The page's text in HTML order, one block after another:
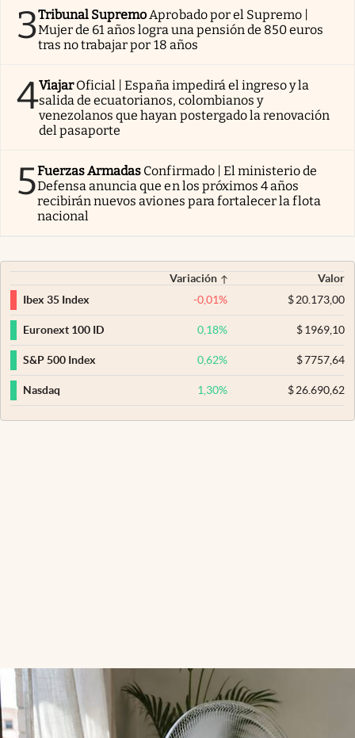
3Tribunal Supremo Aprobado por el Supremo |
Mujer de 61 años logra una pensión de 850 euros
tras no trabajar por 18 años
4Viajar Oficial | España impedirá el ingreso y la
salida de ecuatorianos, colombianos y
venezolanos que hayan postergado la renovación
del pasaporte
5Fuerzas Armadas Confirmado | El ministerio de
Defensa anuncia que en los próximos 4 años
recibirán nuevos aviones para fortalecer la flota
nacional
Variación
Valor
Ibex 35 Index
-0,01% $20.173,00
Euronext 100 ID 0,18% $1969,10
S&P 500 Index 0,62% $7757,64
Nasdaq 1,30% $26.690,62